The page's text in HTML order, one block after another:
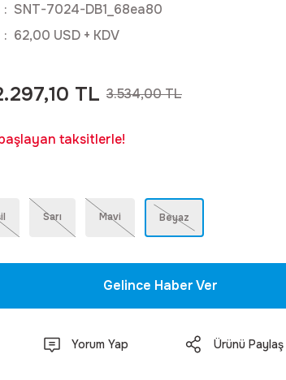
SNT-7024-DB1_68ea80
62,00 USD + KDV
TL 3.534,00 TL
taksitlerle!
Sarı Mavi Beyaz
Gelince Haber Ver
Yorum Yap Ürünü Paylaş